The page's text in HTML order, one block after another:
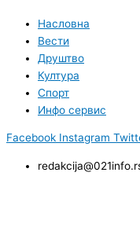
Насловна
Вести
Друштво
Култура
Спорт
Инфо сервис
Facebook Instagram